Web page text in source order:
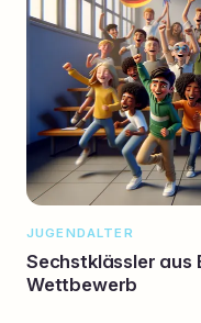
JUGENDALTER
Sechstklässler aus
Wettbewerb